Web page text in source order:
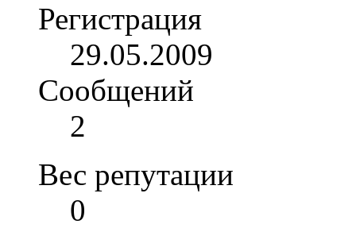
Регистрация
29.05.2009
Сообщений
2
Вес репутации
0